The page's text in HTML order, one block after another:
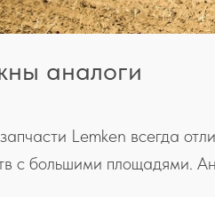
аналоги
Lemken всегда
с большими площадями.